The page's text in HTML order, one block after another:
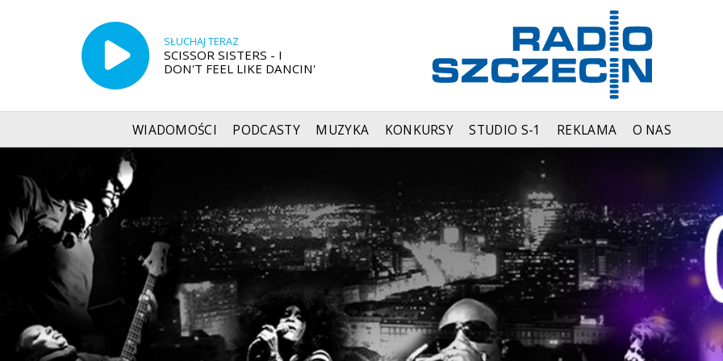
SŁUCHAJ TERAZ
SCISSOR SISTERS - I
DON'T FEEL LIKE DANCIN'
WIADOMOŚCI PODCASTY MUZYKA KONKURSY STUDIO S-1 REKLAMA O NAS